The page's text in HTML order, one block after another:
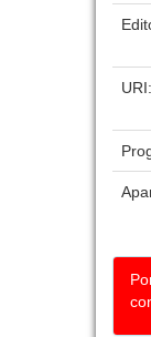
URI: